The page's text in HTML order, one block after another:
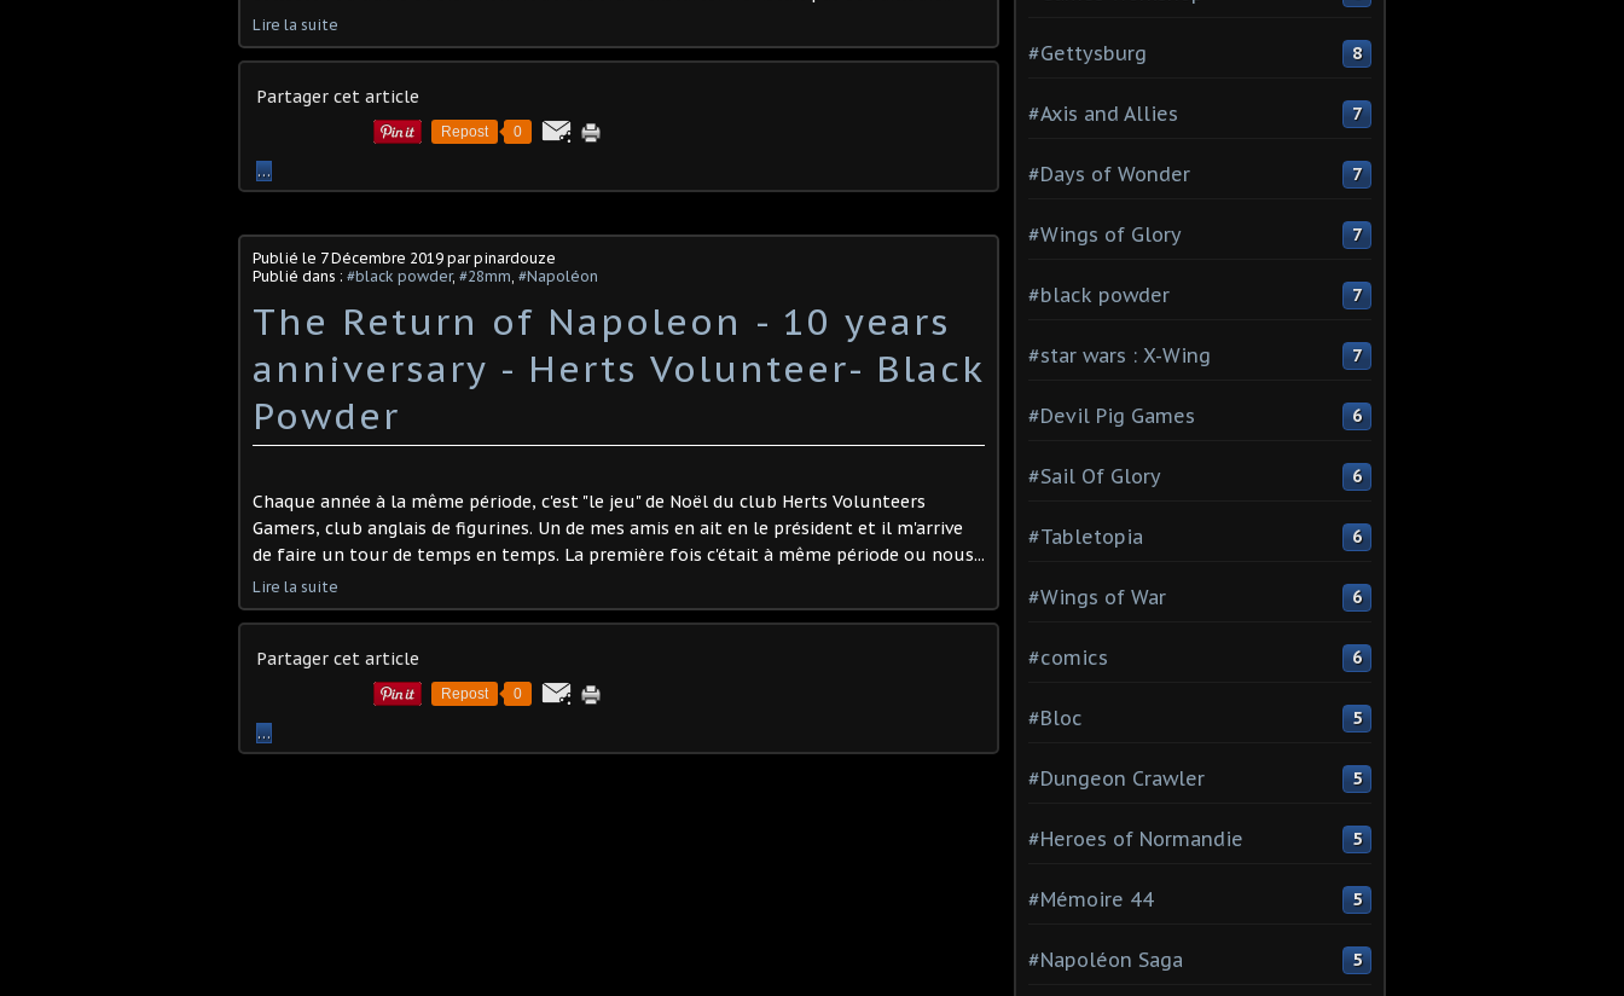
Lire la suite
Partager cet article
Repost 0
…
Publié le 7 Décembre 2019 par pinardouze
Publié dans : #black powder, #28mm, #Napoléon
The Return of Napoleon - 10 years
anniversary - Herts Volunteer- Black
Powder
Chaque année à la même période, c'est "le jeu" de Noël du club Herts Volunteers
Gamers, club anglais de figurines. Un de mes amis en ait en le président et il m'arrive
de faire un tour de temps en temps. La première fois c'était à même période ou nous...
Lire la suite
Partager cet article
Repost 0
…
#Gettysburg 8
#Axis and Allies 7
#Days of Wonder 7
#Wings of Glory 7
#black powder 7
#star wars : X-Wing 7
#Devil Pig Games 6
#Sail Of Glory 6
#Tabletopia 6
#Wings of War 6
#comics 6
#Bloc 5
#Dungeon Crawler 5
#Heroes of Normandie 5
#Mémoire 44 5
#Napoléon Saga 5